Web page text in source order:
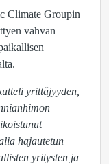
Climate Groupin
vahvan
yrittäjyyden,
hajautetun
yritysten ja